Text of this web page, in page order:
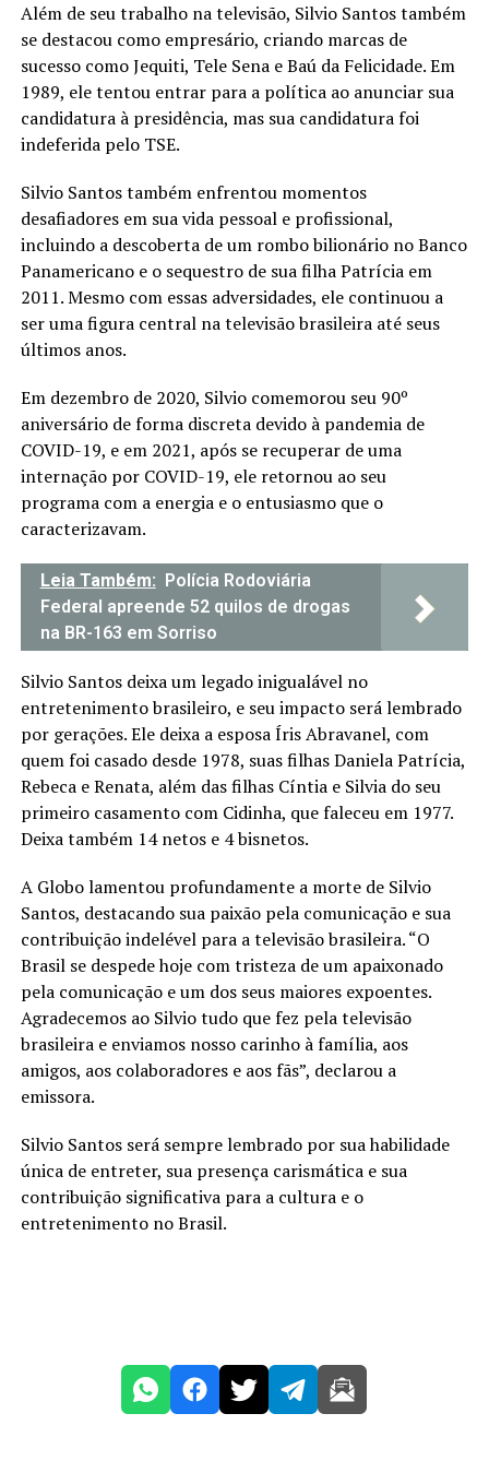
Além de seu trabalho na televisão, Silvio Santos também
se destacou como empresário, criando marcas de
sucesso como Jequiti, Tele Sena e Baú da Felicidade. Em
1989, ele tentou entrar para a política ao anunciar sua
candidatura à presidência, mas sua candidatura foi
indeferida pelo TSE.
Silvio Santos também enfrentou momentos
desafiadores em sua vida pessoal e profissional,
incluindo a descoberta de um rombo bilionário no Banco
Panamericano e o sequestro de sua filha Patrícia em
2011. Mesmo com essas adversidades, ele continuou a
ser uma figura central na televisão brasileira até seus
últimos anos.
Em dezembro de 2020, Silvio comemorou seu 90º
aniversário de forma discreta devido à pandemia de
COVID-19, e em 2021, após se recuperar de uma
internação por COVID-19, ele retornou ao seu
programa com a energia e o entusiasmo que o
caracterizavam.
Leia Também: Polícia Rodoviária
Federal apreende 52 quilos de drogas
na BR-163 em Sorriso
Silvio Santos deixa um legado inigualável no
entretenimento brasileiro, e seu impacto será lembrado
por gerações. Ele deixa a esposa Íris Abravanel, com
quem foi casado desde 1978, suas filhas Daniela Patrícia,
Rebeca e Renata, além das filhas Cíntia e Silvia do seu
primeiro casamento com Cidinha, que faleceu em 1977.
Deixa também 14 netos e 4 bisnetos.
A Globo lamentou profundamente a morte de Silvio
Santos, destacando sua paixão pela comunicação e sua
contribuição indelével para a televisão brasileira. “O
Brasil se despede hoje com tristeza de um apaixonado
pela comunicação e um dos seus maiores expoentes.
Agradecemos ao Silvio tudo que fez pela televisão
brasileira e enviamos nosso carinho à família, aos
amigos, aos colaboradores e aos fãs”, declarou a
emissora.
Silvio Santos será sempre lembrado por sua habilidade
única de entreter, sua presença carismática e sua
contribuição significativa para a cultura e o
entretenimento no Brasil.